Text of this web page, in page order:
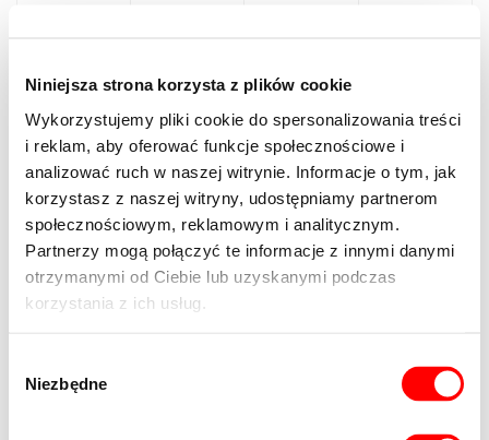
Niniejsza strona korzysta z plików cookie
Wykorzystujemy pliki cookie do spersonalizowania treści
i reklam, aby oferować funkcje społecznościowe i
analizować ruch w naszej witrynie. Informacje o tym, jak
korzystasz z naszej witryny, udostępniamy partnerom
społecznościowym, reklamowym i analitycznym.
Partnerzy mogą połączyć te informacje z innymi danymi
otrzymanymi od Ciebie lub uzyskanymi podczas
korzystania z ich usług.
zgody
Niezbędne
4-122 Wolne podziemne
m2
2025-
09-11
00:00:00
70
zł
6 086.96
zł